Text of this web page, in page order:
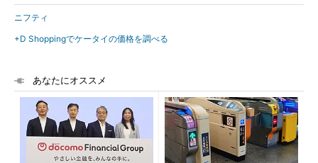
ニフティ
+D Shoppingでケータイの価格を調べる
あなたにオススメ